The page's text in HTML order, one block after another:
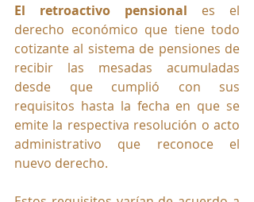
El retroactivo pensional es el
derecho económico que tiene todo
cotizante al sistema de pensiones de
recibir las mesadas acumuladas
desde que cumplió con sus
requisitos hasta la fecha en que se
emite la respectiva resolución o acto
administrativo que reconoce el
nuevo derecho.